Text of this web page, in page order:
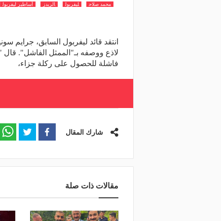
محمد صلاح ليفربول الريدز أساطير ليفربول
انتقد قائد ليفربول السابق،
لاذع ووصفه بـ"الممثل الفاشل".
فاشلة للحصول على ركلة جزاء،
شارك المقال
مقالات ذات صلة